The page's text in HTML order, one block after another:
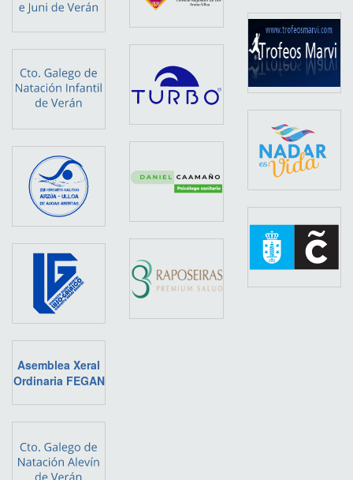
Asemblea Xeral
Ordinaria FEGAN